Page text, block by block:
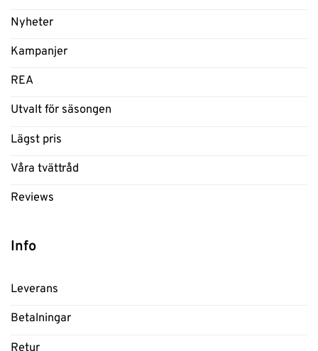
Nyheter
Kampanjer
REA
Utvalt för säsongen
Lägst pris
Våra tvättråd
Reviews
Info
Leverans
Betalningar
Retur